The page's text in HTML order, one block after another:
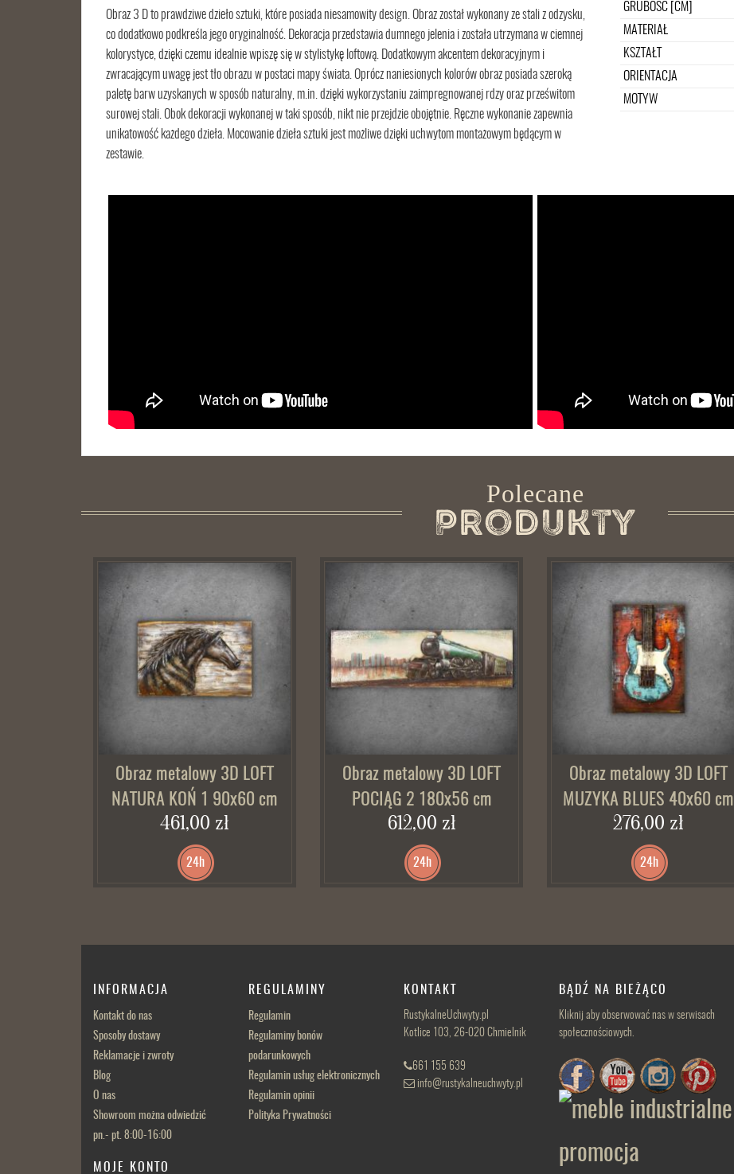
Obraz 3 D to prawdziwe dzieło sztuki, które posiada niesamowity design. Obraz został wykonany ze stali z odzysku,
co dodatkowo podkreśla jego oryginalność. Dekoracja przedstawia dumnego jelenia i została utrzymana w ciemnej
kolorystyce, dzięki czemu idealnie wpiszę się w stylistykę loftową. Dodatkowym akcentem dekoracyjnym i
zwracającym uwagę jest tło obrazu w postaci mapy świata. Oprócz naniesionych kolorów obraz posiada szeroką
paletę barw uzyskanych w sposób naturalny, m.in. dzięki wykorzystaniu zaimpregnowanej rdzy oraz prześwitom
surowej stali. Obok dekoracji wykonanej w taki sposób, nikt nie przejdzie obojętnie. Ręczne wykonanie zapewnia
unikatowość każdego dzieła. Mocowanie dzieła sztuki jest możliwe dzięki uchwytom montażowym będącym w
zestawie.
GRUBOŚĆ [CM]
MATERIAŁ
KSZTAŁT
ORIENTACJA
MOTYW
Polecane
Produkty
Obraz metalowy 3D LOFT
NATURA KOŃ 1 90x60 cm
461,00 zł
24h
Obraz metalowy 3D LOFT
POCIĄG 2 180x56 cm
612,00 zł
24h
Obraz metalowy 3D LOFT
MUZYKA BLUES 40x60 cm
276,00 zł
24h
INFORMACJA
Kontakt do nas
Sposoby dostawy
Reklamacje i zwroty
Blog
O nas
Showroom można odwiedzić
pn.- pt. 8:00-16:00
MOJE KONTO
REGULAMINY
Regulamin
Regulaminy bonów
podarunkowych
Regulamin usług elektronicznych
Regulamin opinii
Polityka Prywatności
KONTAKT
RustykalneUchwyty.pl
Kotlice 103, 26-020 Chmielnik
661 155 639
info@rustykalneuchwyty.pl
BĄDŹ NA BIEŻĄCO
Kliknij aby obserwować nas w serwisach
społecznościowych.